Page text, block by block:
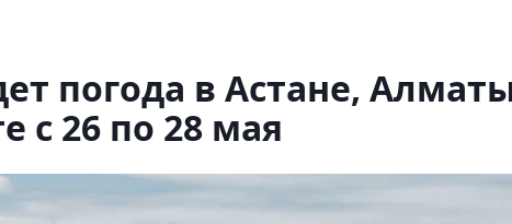
погода в Астане,
с 26 по 28 мая